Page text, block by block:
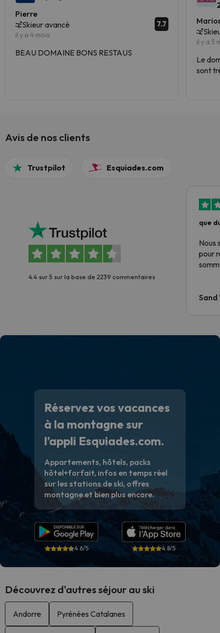
Pierre
Skieur avancé
il y a 4 mois
7.7
BEAU DOMAINE BONS RESTAUS
il y a 5
Le
sont
Avis de nos clients
Trustpilot Esquiades.com
4.4 sur 5 sur la base de 2239 commentaires
que
Nous
pour
Sand
Réservez vos vacances
à la montagne sur
l’appli Esquiades.com.
Appartements, hôtels, packs
hôtel+forfait, infos en temps réel
sur les stations de ski, offres
montagne et bien plus encore.
4.6/5 4.8/5
Découvrez d'autres séjour au ski
Andorre Pyrénées Catalanes